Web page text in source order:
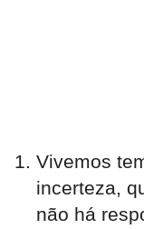
Vivemos
incerteza,
não há